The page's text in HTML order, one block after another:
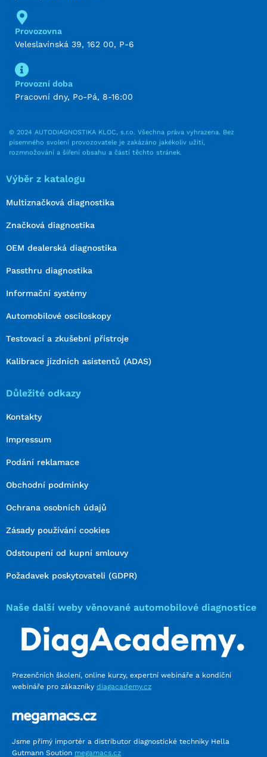
Provozovna
Veleslavínská 39, 162 00, P-6
Provozní doba
Pracovní dny, Po-Pá, 8-16:00
© 2024 AUTODIAGNOSTIKA KLOC, s.r.o. Všechna práva vyhrazena. Bez
písemného svolení provozovatele je zakázáno jakékoliv užití,
rozmnožování a šíření obsahu a částí těchto stránek.
Výběr z katalogu
Multiznačková diagnostika
Značková diagnostika
OEM dealerská diagnostika
Passthru diagnostika
Informační systémy
Automobilové osciloskopy
Testovací a zkušební přístroje
Kalibrace jízdních asistentů (ADAS)
Důležité odkazy
Kontakty
Impressum
Podání reklamace
Obchodní podmínky
Ochrana osobních údajů
Zásady používání cookies
Odstoupení od kupní smlouvy
Požadavek poskytovateli (GDPR)
Naše další weby věnované automobilové diagnostice
Prezenčních školení, online kurzy, expertní webináře a kondiční
webináře pro zákazníky diagacademy.cz
Jsme přímý importér a distributor diagnostické techniky Hella
Gutmann Soution megamacs.cz